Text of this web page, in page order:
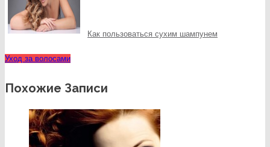
Как пользоваться сухим шампунем
Уход за волосами
Похожие Записи